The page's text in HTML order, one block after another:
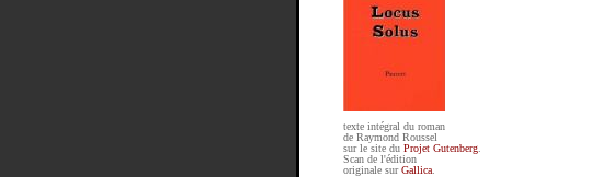
texte intégral du roman
de Raymond Roussel
sur le site du Projet Gutenberg.
Scan de l'édition
originale surGallica.